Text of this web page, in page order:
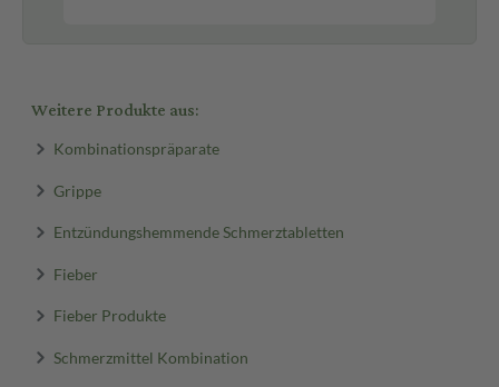
Weitere Produkte aus:
Kombinationspräparate
Grippe
Entzündungshemmende Schmerztabletten
Fieber
Fieber Produkte
Schmerzmittel Kombination